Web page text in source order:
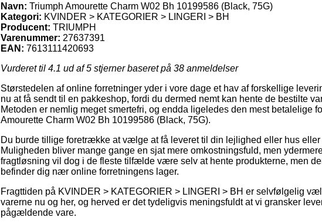
Navn: Triumph Amourette Charm W02 Bh 10199586 (Black, 75G)
Kategori: KVINDER > KATEGORIER > LINGERI > BH
Producent: TRIUMPH
Varenummer: 27637391
EAN: 7613111420693
Vurderet til 4.1 ud af 5 stjerner baseret på 38 anmeldelser
Størstedelen af online forretninger yder i vore dage et hav af forskellige
nu at få sendt til en pakkeshop, fordi du dermed nemt kan hente de bestilte
Metoden er nemlig meget smertefri, og endda ligeledes den mest betalelige
Amourette Charm W02 Bh 10199586 (Black, 75G).
Du burde tillige foretrække at vælge at få leveret til din lejlighed eller hus
Muligheden bliver mange gange en sjat mere omkostningsfuld, men
fragtløsning vil dog i de fleste tilfælde være selv at hente produkterne, men
befinder dig nær online forretningens lager.
Fragttiden på KVINDER > KATEGORIER > LINGERI > BH er selvfølgelig
varerne nu og her, og herved er det tydeligvis meningsfuldt at vi gransker
pågældende vare.